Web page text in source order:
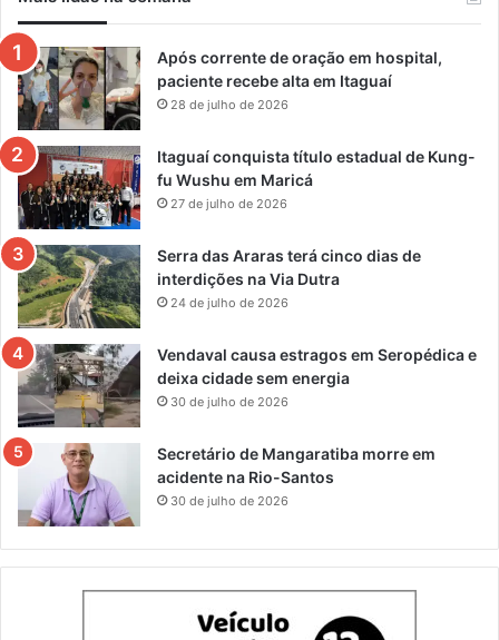
Após corrente de oração em hospital,
paciente recebe alta em Itaguaí
28 de julho de 2026
Itaguaí conquista título estadual de Kung-
fu Wushu em Maricá
27 de julho de 2026
Serra das Araras terá cinco dias de
interdições na Via Dutra
24 de julho de 2026
Vendaval causa estragos em Seropédica e
deixa cidade sem energia
30 de julho de 2026
Secretário de Mangaratiba morre em
acidente na Rio-Santos
30 de julho de 2026